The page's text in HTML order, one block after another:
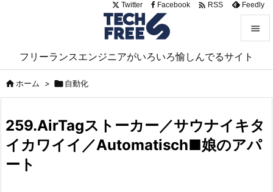
フリーランスエンジニアがいろいろ愉しんでるサイト


サイド

前へ

Twitter Facebook  RSS Feedly
ホーム > 自動化
259.AirTagストーカー／サウナイキタ
イカワイイ／Automatisch■娘のアパ
ート